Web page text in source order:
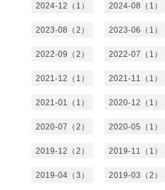
2024-12（1） 2024-08（1）
2023-08（2） 2023-06（1）
2022-09（2） 2022-07（1）
2021-12（1） 2021-11（1）
2021-01（1） 2020-12（1）
2020-07（2） 2020-05（1）
2019-12（2） 2019-11（1）
2019-04（3） 2019-03（2）